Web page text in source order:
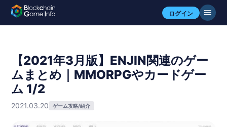
ログイン
【2021年3月版】ENJIN関連のゲー
ムまとめ｜MMORPGやカードゲー
ム 1/2
2021.03.20 ゲーム攻略/紹介